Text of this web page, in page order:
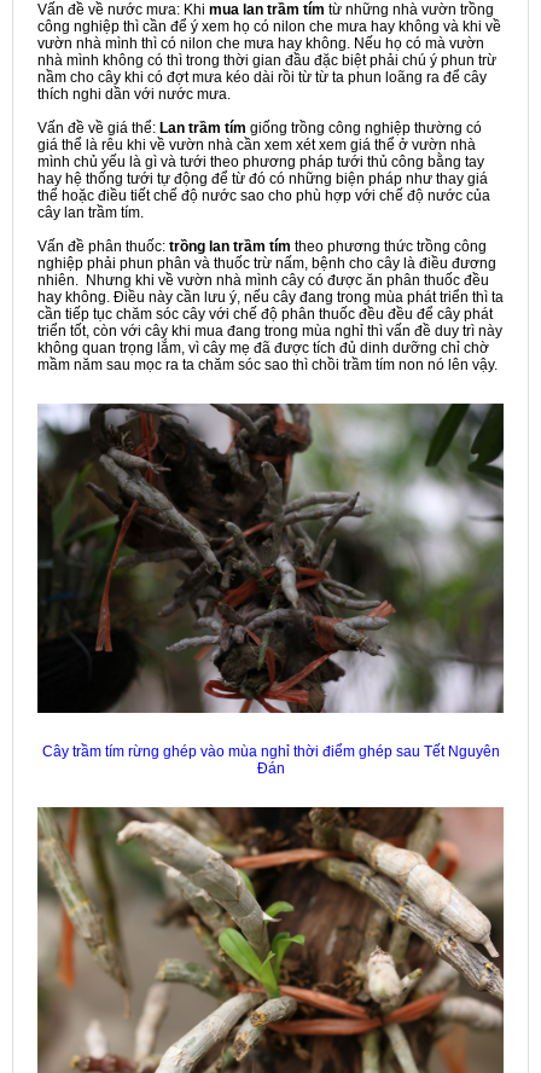
Vấn đề về nước mưa: Khi mua lan trầm tím từ những nhà vườn trồng
công nghiệp thì cần để ý xem họ có nilon che mưa hay không và khi về
vườn nhà mình thì có nilon che mưa hay không. Nếu họ có mà vườn
nhà mình không có thì trong thời gian đầu đặc biệt phải chú ý phun trừ
nầm cho cây khi có đợt mưa kéo dài rồi từ từ ta phun loãng ra để cây
thích nghi dần với nước mưa.
Vấn đề về giá thể: Lan trầm tím giống trồng công nghiệp thường có
giá thể là rêu khi về vườn nhà cần xem xét xem giá thể ở vườn nhà
mình chủ yếu là gì và tưới theo phương pháp tưới thủ công bằng tay
hay hệ thống tưới tự động để từ đó có những biện pháp như thay giá
thể hoặc điều tiết chế độ nước sao cho phù hợp với chế độ nước của
cây lan trầm tím.
Vấn đề phân thuốc: trồng lan trầm tím theo phương thức trồng công
nghiệp phải phun phân và thuốc trừ nấm, bệnh cho cây là điều đương
nhiên. Nhưng khi về vườn nhà mình cây có được ăn phân thuốc đều
hay không. Điều này cần lưu ý, nếu cây đang trong mùa phát triển thì ta
cần tiếp tục chăm sóc cây với chế độ phân thuốc đều đều để cây phát
triển tốt, còn với cây khi mua đang trong mùa nghỉ thì vấn đề duy trì này
không quan trọng lắm, vì cây mẹ đã được tích đủ dinh dưỡng chỉ chờ
mầm năm sau mọc ra ta chăm sóc sao thì chồi trầm tím non nó lên vậy.
Cây trầm tím rừng ghép vào mùa nghỉ thời điểm ghép sau Tết Nguyên
Đán